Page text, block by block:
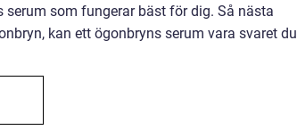
som fungerar bäst för dig. Så nästa
kan ett ögonbryns serum vara svaret du